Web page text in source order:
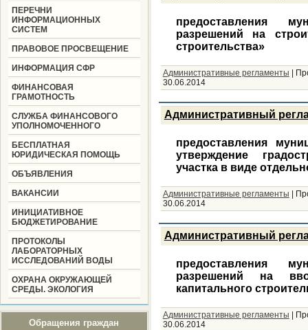
ПЕРЕЧНИ
ИНФОРМАЦИОННЫХ
СИСТЕМ
ПРАВОВОЕ ПРОСВЕЩЕНИЕ
ИНФОРМАЦИЯ СФР
ФИНАНСОВАЯ
ГРАМОТНОСТЬ
СЛУЖБА ФИНАНСОВОГО
УПОЛНОМОЧЕННОГО
БЕСПЛАТНАЯ
ЮРИДИЧЕСКАЯ ПОМОЩЬ
ОБЪЯВЛЕНИЯ
ВАКАНСИИ
ИНИЦИАТИВНОЕ
БЮДЖЕТИРОВАНИЕ
ПРОТОКОЛЫ
ЛАБОРАТОРНЫХ
ИССЛЕДОВАНИЙ ВОДЫ
ОХРАНА ОКРУЖАЮЩЕЙ
СРЕДЫ. ЭКОЛОГИЯ
Обращения граждан
предоставления
разрешений на
строительства»
Административные регламенты
30.06.2014
Административный
предоставления
утверждение
участка в виде
Административные регламенты
30.06.2014
Административный
предоставления
разрешений на
капитального
Административные регламенты
30.06.2014